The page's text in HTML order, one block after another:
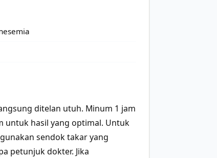
ditelan utuh. Minum 1 jam
untuk hasil yang optimal. Untuk
sendok takar yang
petunjuk dokter. Jika